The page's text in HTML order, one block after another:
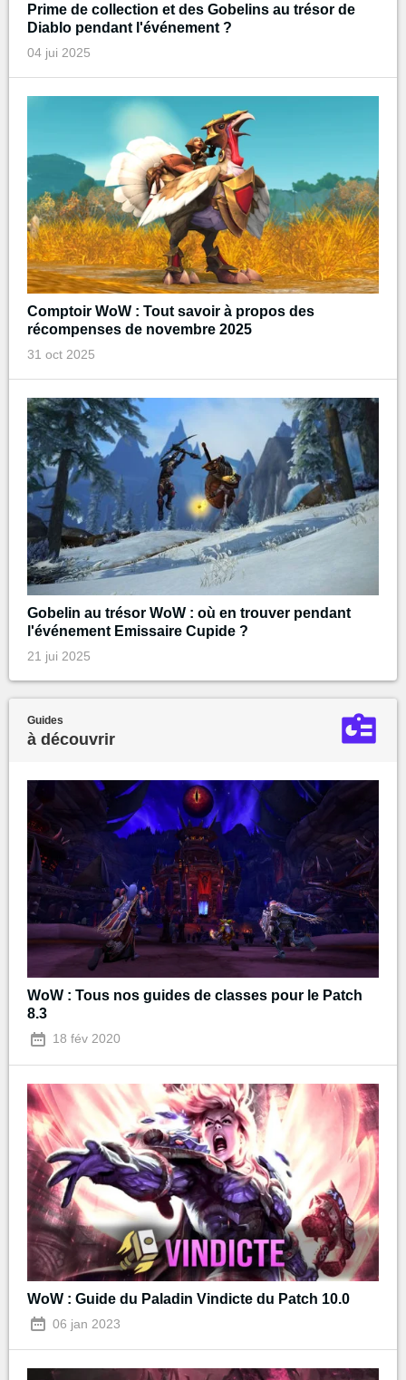
Prime de collection et des Gobelins au trésor de
Diablo pendant l'événement ?
04 jui 2025
Comptoir WoW : Tout savoir à propos des
récompenses de novembre 2025
31 oct 2025
Gobelin au trésor WoW : où en trouver pendant
l'événement Emissaire Cupide ?
21 jui 2025
Guides
à découvrir
WoW : Tous nos guides de classes pour le Patch
8.3
18 fév 2020
WoW : Guide du Paladin Vindicte du Patch 10.0
06 jan 2023